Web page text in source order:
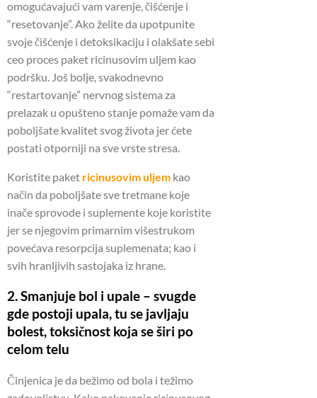
omogućavajući vam varenje, čišćenje i
“resetovanje”.Ako želite da upotpunite
svoje čišćenje i detoksikaciju i olakšate sebi
ceo proces paket ricinusovim uljem kao
podršku. Još bolje, svakodnevno
“restartovanje” nervnog sistema za
prelazak u opušteno stanje pomaže vam da
poboljšate kvalitet svog života jer ćete
postati otporniji na sve vrste stresa.
Koristite paket ricinusovim uljem kao
način da poboljšate sve tretmane koje
inače sprovode i suplemente koje koristite
jer se njegovim primarnim višestrukom
povećava resorpcija suplemenata; kao i
svih hranljivih sastojaka iz hrane.
2. Smanjuje bol i upale – svugde
gde postoji upala, tu se javljaju
bolest, toksičnost koja se širi po
celom telu
Činjenica je da bežimo od bola i težimo